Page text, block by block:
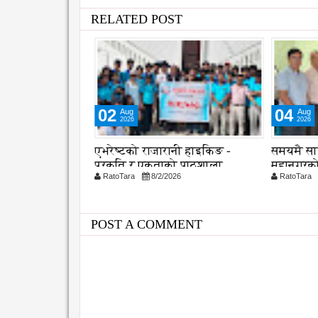
RELATED POST
02 Aug
2026
एभरेष्टको राजारानी हाइकिङ -
प्रकृति र एकताको पाठशाला
RatoTara 8/2/2026
04 Aug
2026
समयमै
RatoTara
POST A COMMENT